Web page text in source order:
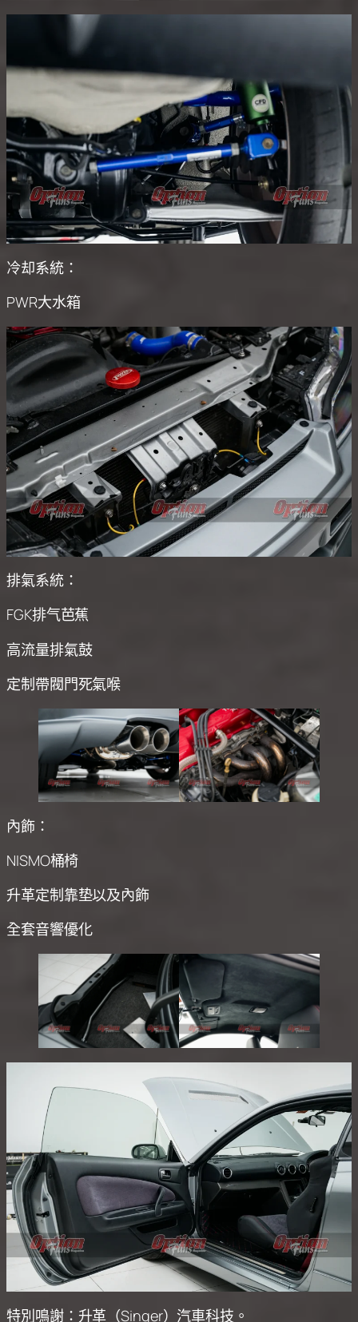
冷却系統：
PWR大水箱
排氣系統：
FGK排气芭蕉
高流量排氣鼓
定制帶閥門死氣喉
內飾：
NISMO桶椅
升革定制靠垫以及內飾
全套音響優化
特別鳴謝：升革（Singer）汽車科技。